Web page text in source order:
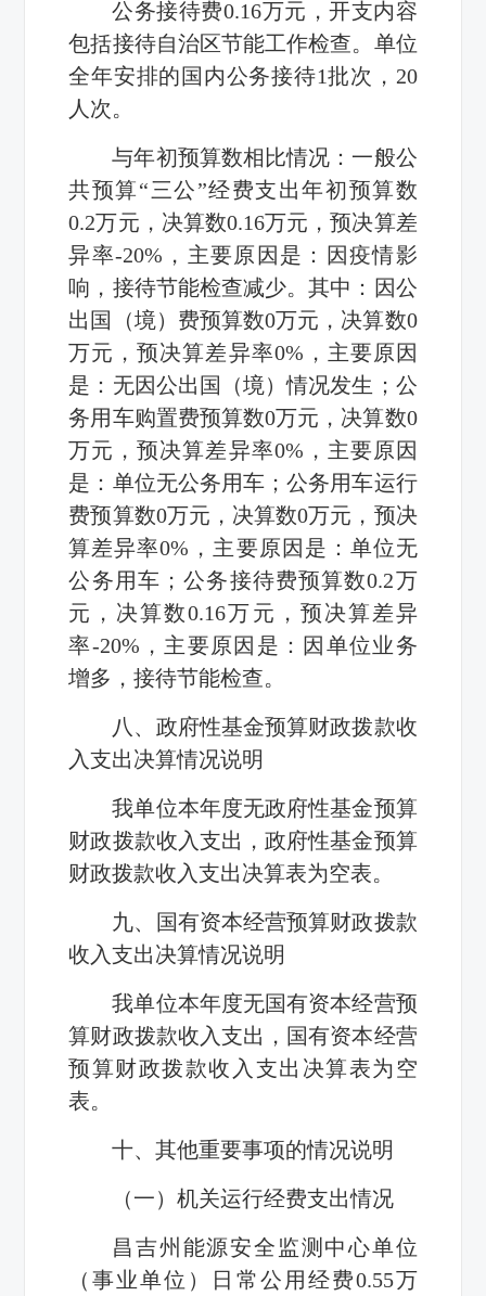
公务接待费0.16万元，开支内容
包括接待自治区节能工作检查。单位
全年安排的国内公务接待1批次，20
人次。
与年初预算数相比情况：一般公
共预算“三公”经费支出年初预算数
0.2万元，决算数0.16万元，预决算差
异率-20%，主要原因是：因疫情影
响，接待节能检查减少。其中：因公
出国（境）费预算数0万元，决算数0
万元，预决算差异率0%，主要原因
是：无因公出国（境）情况发生；公
务用车购置费预算数0万元，决算数0
万元，预决算差异率0%，主要原因
是：单位无公务用车；公务用车运行
费预算数0万元，决算数0万元，预决
算差异率0%，主要原因是：单位无
公务用车；公务接待费预算数0.2万
元，决算数0.16万元，预决算差异
率-20%，主要原因是：因单位业务
增多，接待节能检查。
八、政府性基金预算财政拨款收
入支出决算情况说明
我单位本年度无政府性基金预算
财政拨款收入支出，政府性基金预算
财政拨款收入支出决算表为空表。
九、国有资本经营预算财政拨款
收入支出决算情况说明
我单位本年度无国有资本经营预
算财政拨款收入支出，国有资本经营
预算财政拨款收入支出决算表为空
表。
十、其他重要事项的情况说明
（一）机关运行经费支出情况
昌吉州能源安全监测中心单位
（事业单位）日常公用经费0.55万